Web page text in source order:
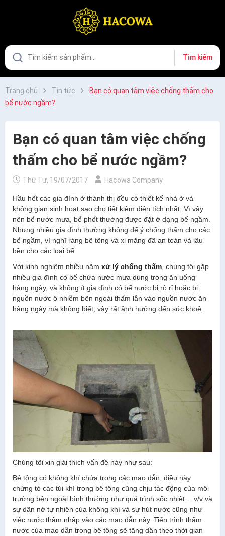
Tìm kiếm
Trang chủ Tin tức
Bạn có quan tâm việc chống thấm cho
bể nước ngầm?
Bạn có quan tâm việc chống
thấm cho bể nước ngầm?
Thứ Tư, 19/07/2017 Hacowa Company
Hầu hết các gia đình ở thành thị đều có thiết kế nhà ở và
không gian sinh hoạt sao cho tiết kiệm diện tích nhất. Vì vậy
nên bể nước mưa, bể phốt thường được đặt ở dạng bể ngầm.
Nhưng nhiều gia đình thường không để ý chống thấm cho các
bể ngầm, vì nghĩ ràng bê tông và xi măng đã an toàn và lâu
bền cho các loại bể.
Với kinh nghiệm nhiều năm xử lý chống thấm , chúng tôi gặp
nhiều gia đình có bể chứa nước mưa dùng trong ăn uống
hàng ngày, và không ít gia đình có bể nước bị rò rỉ hoặc bị
nguồn nước ô nhiễm bên ngoài thấm lẫn vào nguồn nước ăn
hàng ngày mà không biết, vậy rất ảnh hưởng đến sức khoẻ.
Chúng tôi xin giải thích vấn đề này như sau:
Bê tông có không khí chứa trong các mao dẫn, điều này
chứng tỏ các túi khí trong bê tông cũng chịu tác động của môi
trường bên ngoài bình thường như quá trình sốc nhiệt …v/v và
sự dãn nở tự nhiên của không khí và sự hút nước cũng như
việc nước thâm nhập vào các mao dẫn này. Tiến trình thấm
nước của mao dẫn trong bê tông sẽ tăng dần theo thời gian